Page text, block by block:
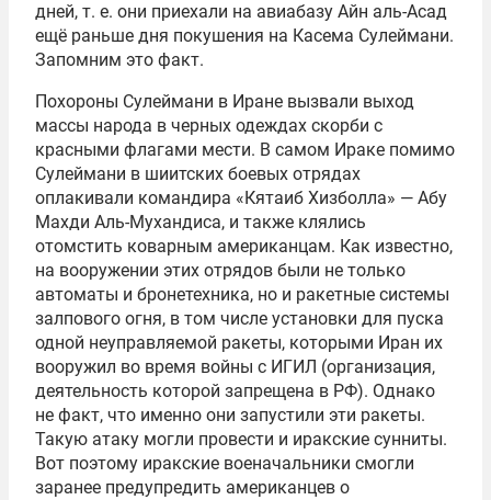
дней, т. е. они приехали на авиабазу Айн аль-Асад
ещё раньше дня покушения на Касема Сулеймани.
Запомним это факт.
Похороны Сулеймани в Иране вызвали выход
массы народа в черных одеждах скорби с
красными флагами мести. В самом Ираке помимо
Сулеймани в шиитских боевых отрядах
оплакивали командира «Кятаиб Хизболла» — Абу
Махди Аль-Мухандиса, и также клялись
отомстить коварным американцам. Как известно,
на вооружении этих отрядов были не только
автоматы и бронетехника, но и ракетные системы
залпового огня, в том числе установки для пуска
одной неуправляемой ракеты, которыми Иран их
вооружил во время войны с ИГИЛ (организация,
деятельность которой запрещена в РФ). Однако
не факт, что именно они запустили эти ракеты.
Такую атаку могли провести и иракские сунниты.
Вот поэтому иракские военачальники смогли
заранее предупредить американцев о